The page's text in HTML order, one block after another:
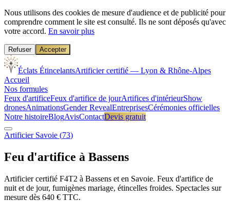
Nous utilisons des cookies de mesure d'audience et de publicité pour
comprendre comment le site est consulté. Ils ne sont déposés qu'avec
votre accord. En savoir plus
Refuser Accepter
Éclats ÉtincelantsArtificier certifié — Lyon & Rhône-Alpes
Accueil
Nos formules
Feux d'artificeFeux d'artifice de jourArtifices d'intérieurShow
dronesAnimationsGender RevealEntreprisesCérémonies officielles
Notre histoireBlogAvisContactDevis gratuit
Artificier Savoie (73)
Feu d'artifice à Bassens
Artificier certifié F4T2 à Bassens et en Savoie. Feux d'artifice de
nuit et de jour, fumigènes mariage, étincelles froides. Spectacles sur
mesure dès 640 € TTC.